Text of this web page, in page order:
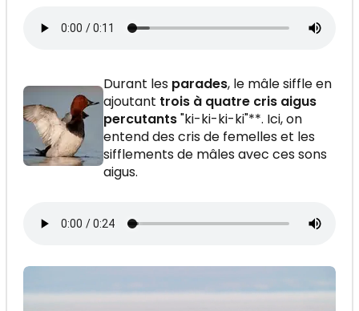
Durant les parades, le mâle siffle en
ajoutant trois à quatre cris aigus
percutants"ki-ki-ki-ki"**. Ici, on
entend des cris de femelles et les
sifflements de mâles avec ces sons
aigus.